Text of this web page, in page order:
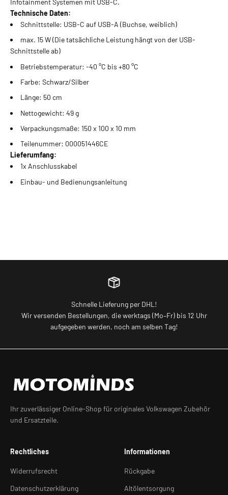
Technische Daten:
Schnittstelle: USB-C auf USB-A (Buchse, weiblich)
max. 15 W (Die tatsächliche Leistung hängt von der USB-
Schnittstelle ab)
Betriebstemperatur: -40 °C bis +80 °C
Farbe: Schwarz/Silber
Länge: 50 cm
Nettogewicht: 49 g
Verpackungsmaße: 150 x 100 x 10 mm
Teilenummer: 000051446CE
Lieferumfang:
1x Anschlusskabel
Einbau- und Bedienungsanleitung
Schnelle Lieferung per DHL!
Wir versenden Bestellungen, die werktags (Mo–Fr) bis 12 Uhr
aufgegeben werden, noch am selben Tag!
Ihr zuverlässiger Online-Shop für originales Volkswagen Zubehör
und Ersatzteile.
Rechtliches
Widerrufsrecht
Datenschutzerklärung
Informationen
Rückgabe
Altölentsorgung